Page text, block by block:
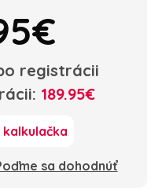
registrácii
189.95€
sa dohodnúť